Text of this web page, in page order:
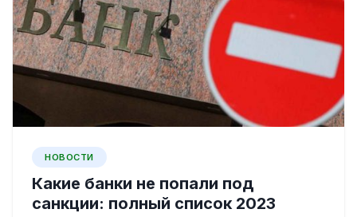
НОВОСТИ
Какие банки не попали под
санкции: полный список 2023